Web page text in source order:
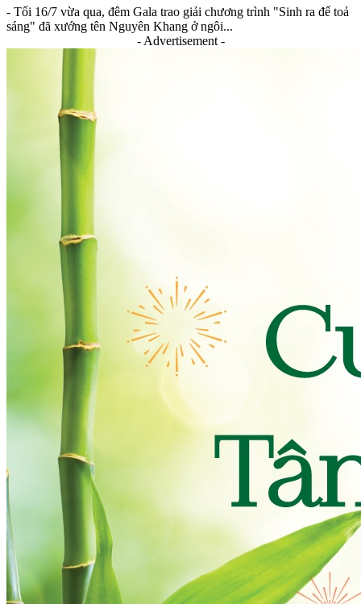
- Tối 16/7 vừa qua, đêm Gala trao giải chương trình "Sinh ra để toả
sáng" đã xướng tên Nguyên Khang ở ngôi...
- Advertisement -